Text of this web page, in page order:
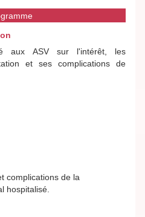
aux ASV sur l'intérêt, les
et ses complications de
complications de la
hospitalisé.